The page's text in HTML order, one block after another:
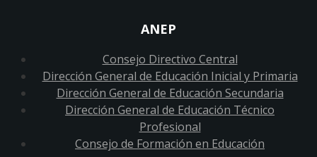
ANEP
Consejo Directivo Central
Dirección General de Educación Inicial y Primaria
Dirección General de Educación Secundaria
Dirección General de Educación Técnico
Profesional
Consejo de Formación en Educación